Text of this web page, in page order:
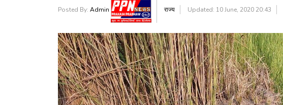
Posted By: Admin राज्य Updated: 10 June, 2020 20:43